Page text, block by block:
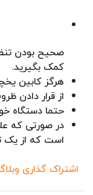
صحیح بودن
کمک بگیرید.
هرگز کابین
از قرار دادن
حتما دستگاه
در صورتی که
است که از یک
اشتراک گذاری